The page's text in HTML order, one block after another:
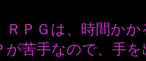
ＲＰＧは、時間か
が苦手なので、手